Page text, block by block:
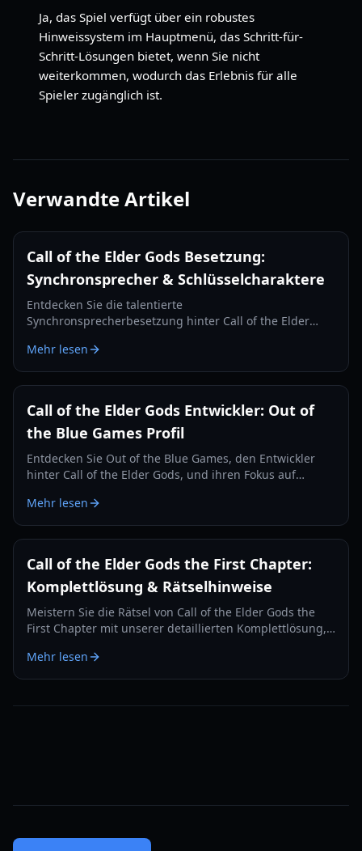
Ja, das Spiel verfügt über ein robustes
Hinweissystem im Hauptmenü, das Schritt-für-
Schritt-Lösungen bietet, wenn Sie nicht
weiterkommen, wodurch das Erlebnis für alle
Spieler zugänglich ist.
Verwandte Artikel
Call of the Elder Gods Besetzung:
Synchronsprecher & Schlüsselcharaktere
Entdecken Sie die talentierte
Synchronsprecherbesetzung hinter Call of the Elder
Erfahren Sie mehr über die Charaktere, denen sie in
diesem Lovecraft'schen Abenteuer Leben einhauchen.
Mehr lesen
Call of the Elder Gods Entwickler: Out of
the Blue Games Profil
Entdecken Sie Out of the Blue Games, den Entwickler
hinter Call of the Elder Gods, und ihren Fokus auf
Mehr lesen
Call of the Elder Gods the First Chapter:
Komplettlösung & Rätselhinweise
Meistern Sie die Rätsel von Call of the Elder Gods the
First Chapter mit unserer detaillierten Komplettlösung,
versteckten Geheimnissen.
Mehr lesen